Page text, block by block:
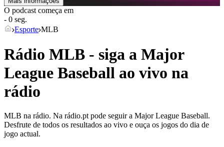
O podcast começa em
- 0 seg.
Esporte MLB
Rádio MLB - siga a Major
League Baseball ao vivo na
rádio
MLB na rádio. Na rádio.pt pode seguir a Major League Baseball.
Desfrute de todos os resultados ao vivo e ouça os jogos do dia de
jogo actual.